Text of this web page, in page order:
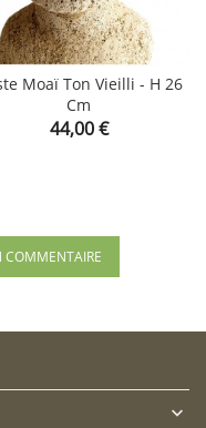
Moaï Ton Vieilli - H 26
Cm
Prix
44,00 €
COMMENTAIRE
